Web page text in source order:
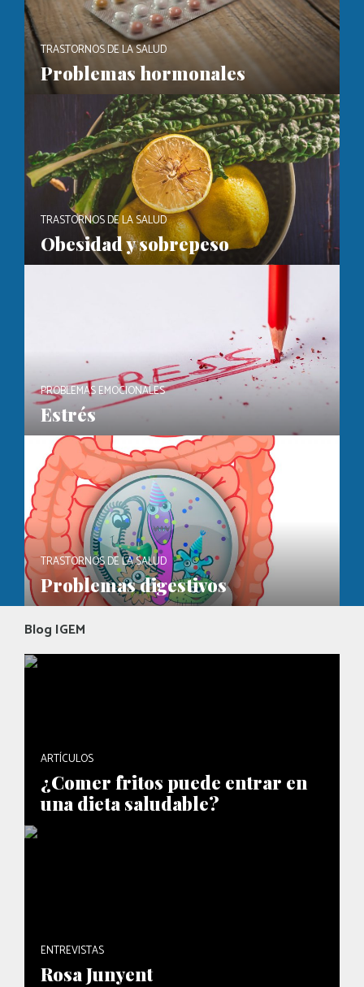
TRASTORNOS DE LA SALUD
Problemas hormonales
TRASTORNOS DE LA SALUD
Obesidad y sobrepeso
PROBLEMAS EMOCIONALES
Estrés
TRASTORNOS DE LA SALUD
Problemas digestivos
Blog IGEM
ARTÍCULOS
¿Comer fritos puede entrar en
una dieta saludable?
ENTREVISTAS
Rosa Junyent